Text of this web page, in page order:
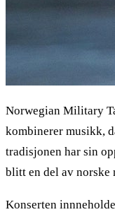
Norwegian Military
kombinerer musikk,
tradisjonen har sin
blitt en del av
Konserten